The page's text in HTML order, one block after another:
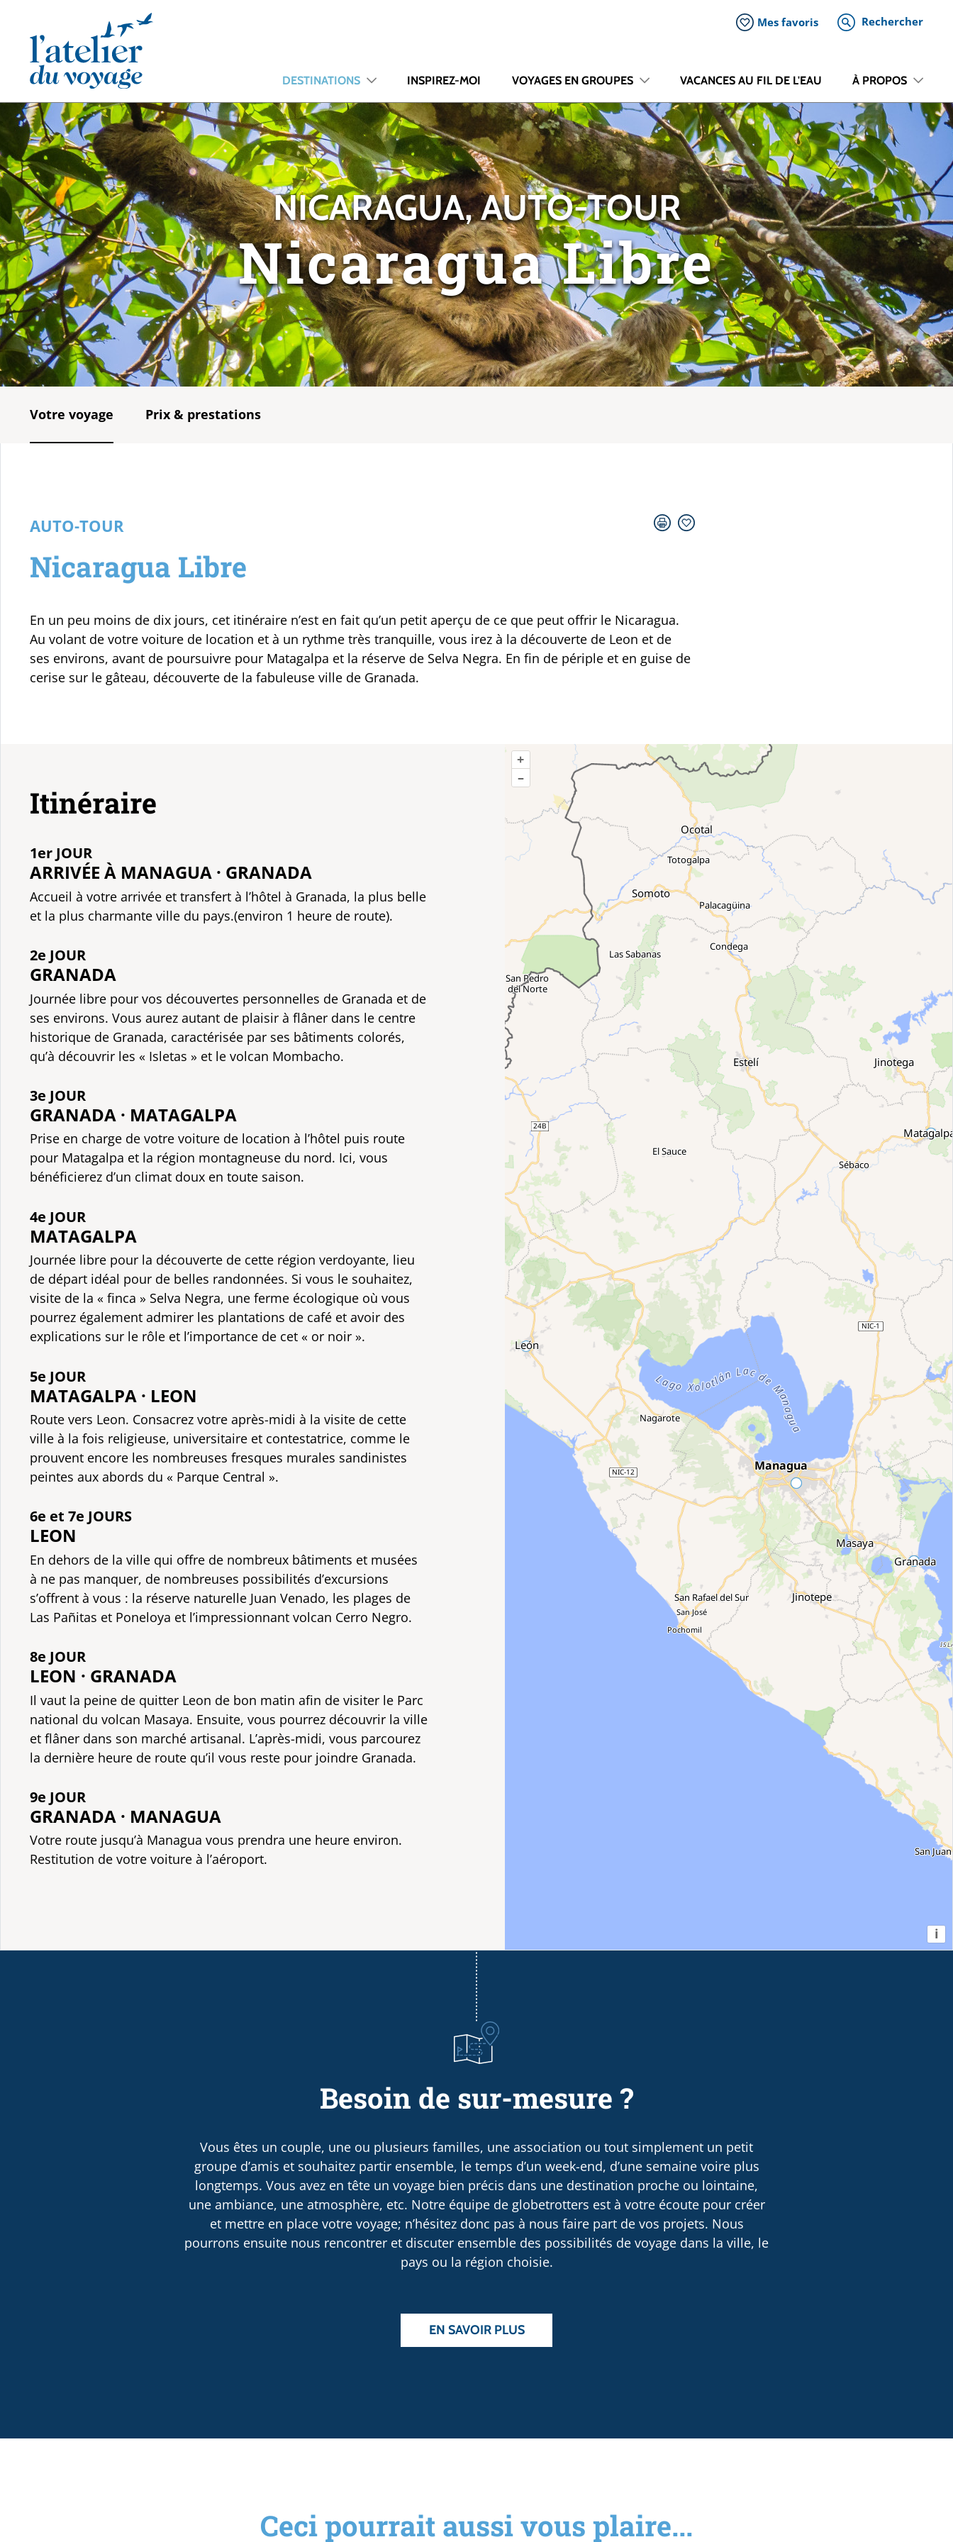
Mes favoris Rechercher
DESTINATIONS INSPIREZ-MOI VOYAGES EN GROUPES VACANCES AU FIL DE L'EAU À PROPOS
NICARAGUA, AUTO-TOUR
Nicaragua Libre
Votre voyage Prix & prestations
AUTO-TOUR
Nicaragua Libre
En un peu moins de dix jours, cet itinéraire n’est en fait qu’un petit aperçu de ce que peut offrir le Nicaragua.
Au volant de votre voiture de location et à un rythme très tranquille, vous irez à la découverte de Leon et de
ses environs, avant de poursuivre pour Matagalpa et la réserve de Selva Negra. En fin de périple et en guise de
cerise sur le gâteau, découverte de la fabuleuse ville de Granada.
+
–
i
Itinéraire
1er JOUR
ARRIVÉE À MANAGUA · GRANADA
Accueil à votre arrivée et transfert à l’hôtel à Granada, la plus belle
et la plus charmante ville du pays.(environ 1 heure de route).
2e JOUR
GRANADA
Journée libre pour vos découvertes personnelles de Granada et de
ses environs. Vous aurez autant de plaisir à flâner dans le centre
historique de Granada, caractérisée par ses bâtiments colorés,
qu’à découvrir les « Isletas » et le volcan Mombacho.
3e JOUR
GRANADA · MATAGALPA
Prise en charge de votre voiture de location à l’hôtel puis route
pour Matagalpa et la région montagneuse du nord. Ici, vous
bénéficierez d’un climat doux en toute saison.
4e JOUR
MATAGALPA
Journée libre pour la découverte de cette région verdoyante, lieu
de départ idéal pour de belles randonnées. Si vous le souhaitez,
visite de la « finca » Selva Negra, une ferme écologique où vous
pourrez également admirer les plantations de café et avoir des
explications sur le rôle et l’importance de cet « or noir ».
5e JOUR
MATAGALPA · LEON
Route vers Leon. Consacrez votre après-midi à la visite de cette
ville à la fois religieuse, universitaire et contestatrice, comme le
prouvent encore les nombreuses fresques murales sandinistes
peintes aux abords du « Parque Central ».
6e et 7e JOURS
LEON
En dehors de la ville qui offre de nombreux bâtiments et musées
à ne pas manquer, de nombreuses possibilités d’excursions
s’offrent à vous : la réserve naturelle Juan Venado, les plages de
Las Pañitas et Poneloya et l’impressionnant volcan Cerro Negro.
8e JOUR
LEON · GRANADA
Il vaut la peine de quitter Leon de bon matin afin de visiter le Parc
national du volcan Masaya. Ensuite, vous pourrez découvrir la ville
et flâner dans son marché artisanal. L’après-midi, vous parcourez
la dernière heure de route qu’il vous reste pour joindre Granada.
9e JOUR
GRANADA · MANAGUA
Votre route jusqu’à Managua vous prendra une heure environ.
Restitution de votre voiture à l’aéroport.
Besoin de sur-mesure ?
Vous êtes un couple, une ou plusieurs familles, une association ou tout simplement un petit
groupe d’amis et souhaitez partir ensemble, le temps d’un week-end, d’une semaine voire plus
longtemps. Vous avez en tête un voyage bien précis dans une destination proche ou lointaine,
une ambiance, une atmosphère, etc. Notre équipe de globetrotters est à votre écoute pour créer
et mettre en place votre voyage; n’hésitez donc pas à nous faire part de vos projets. Nous
pourrons ensuite nous rencontrer et discuter ensemble des possibilités de voyage dans la ville, le
pays ou la région choisie.
EN SAVOIR PLUS
Ceci pourrait aussi vous plaire...
Panneau de gestion des cookies